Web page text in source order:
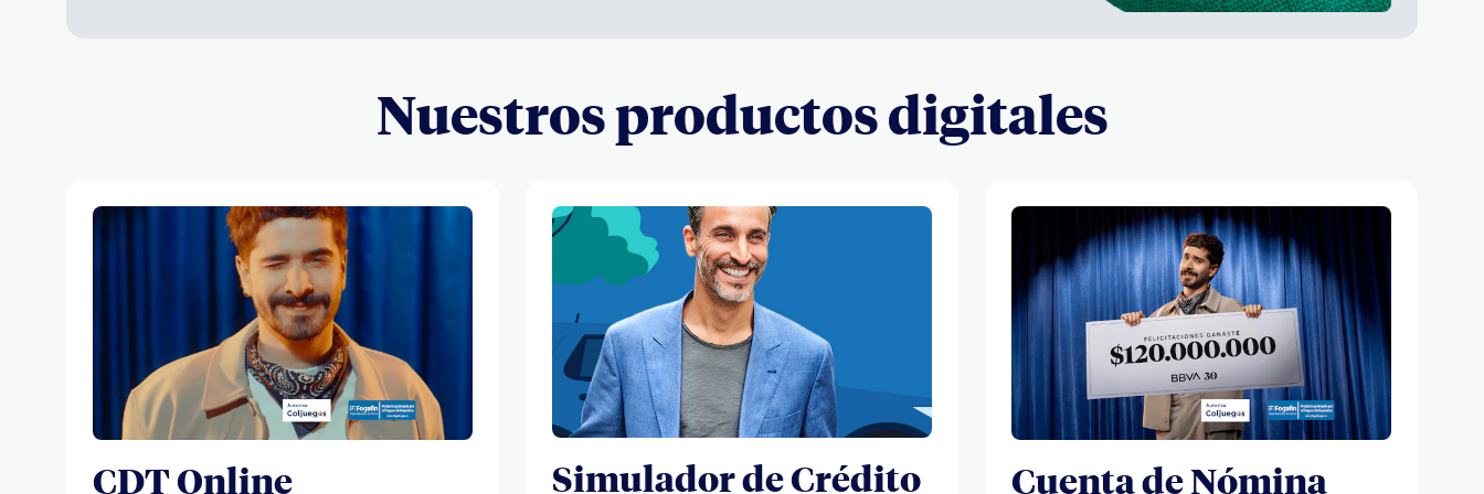
Nuestros productos digitales
CDT Online Simulador de Crédito Cuenta de Nómina